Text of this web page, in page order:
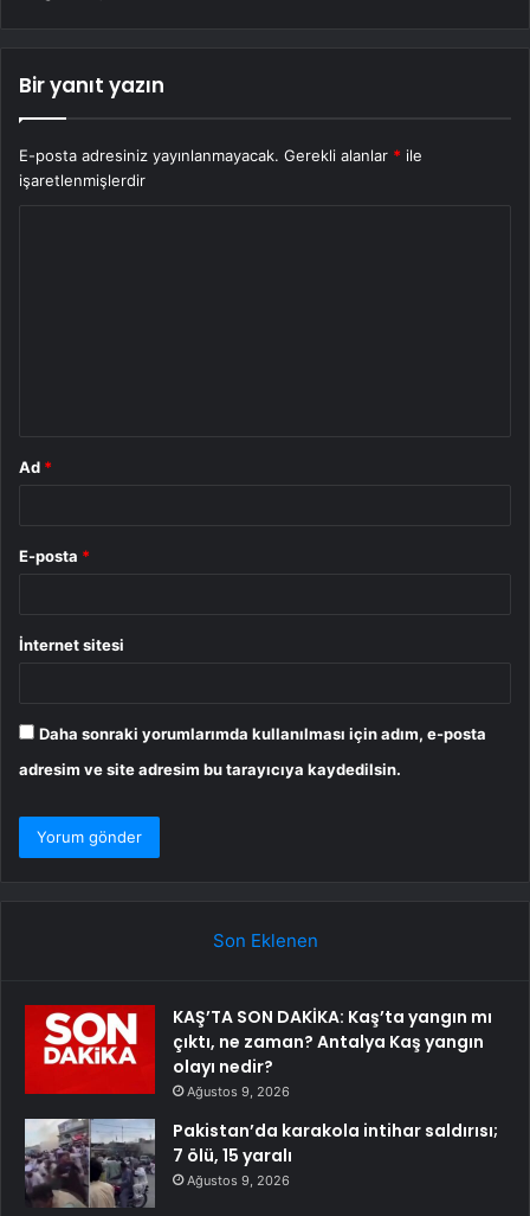
Bir yanıt yazın
E-posta adresiniz yayınlanmayacak. Gerekli alanlar * ile
işaretlenmişlerdir
Ad *
E-posta *
İnternet sitesi
Daha sonraki yorumlarımda kullanılması için adım, e-posta
adresim ve site adresim bu tarayıcıya kaydedilsin.
Son Eklenen
KAŞ’TA SON DAKİKA: Kaş’ta yangın mı
çıktı, ne zaman? Antalya Kaş yangın
olayı nedir?
Ağustos 9, 2026
Pakistan’da karakola intihar saldırısı;
7 ölü, 15 yaralı
Ağustos 9, 2026